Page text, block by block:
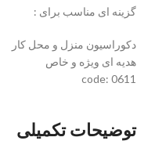
گزینه ای مناسب برای :
دکوراسیون منزل و محل کار
هدیه ای ویژه و خاص
code: 0611
توضیحات تکمیلی